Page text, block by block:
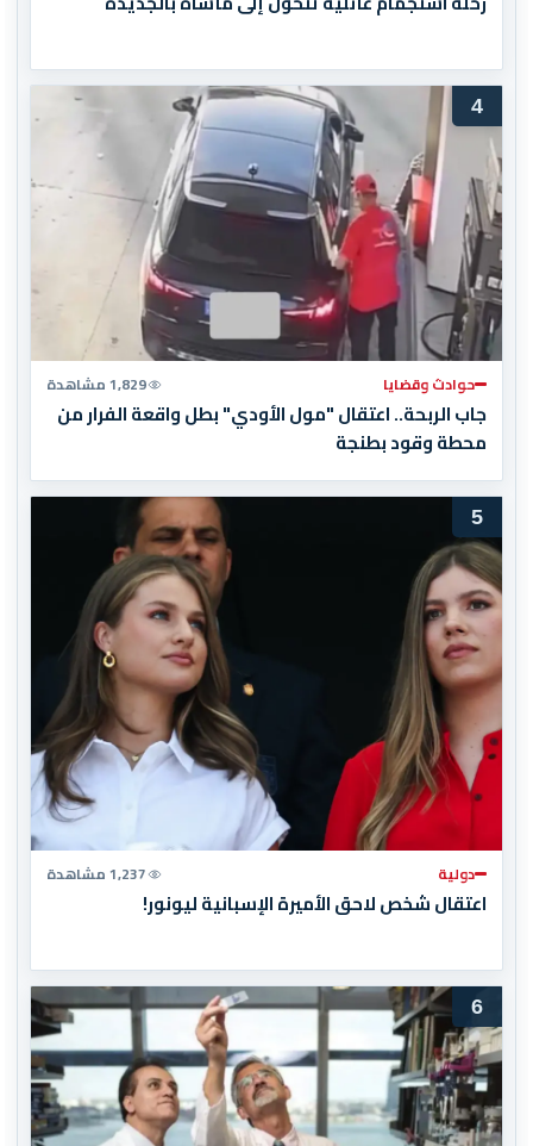
4
حوادث وقضايا 1,829 مشاهدة
جاب الربحة.. اعتقال "مول الأودي" بطل واقعة الفرار من
محطة وقود بطنجة
5
دولية 1,237 مشاهدة
اعتقال شخص لاحق الأميرة الإسبانية ليونور!
6